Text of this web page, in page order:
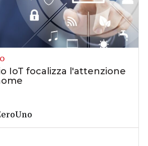
IoT focalizza l'attenzione